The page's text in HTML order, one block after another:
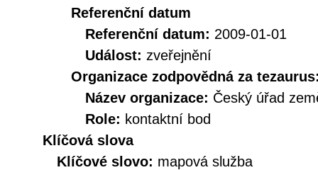
Referenční datum
Referenční datum: 2009-01-01
Událost: zveřejnění
Organizace zodpovědná za
Název organizace: Český úřad
Role: kontaktní bod
Klíčová slova
Klíčové slovo: mapová služba